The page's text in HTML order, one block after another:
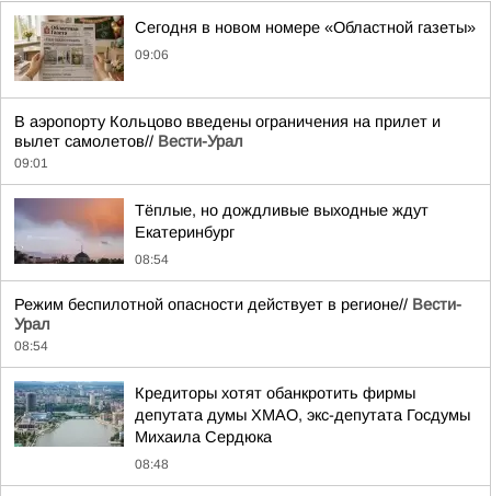
Сегодня в новом номере «Областной газеты»
09:06
В аэропорту Кольцово введены ограничения на прилет и
вылет самолетов// Вести-Урал
09:01
Тёплые, но дождливые выходные ждут
Екатеринбург
08:54
Режим беспилотной опасности действует в регионе// Вести-
Урал
08:54
Кредиторы хотят обанкротить фирмы
депутата думы ХМАО, экс-депутата Госдумы
Михаила Сердюка
08:48